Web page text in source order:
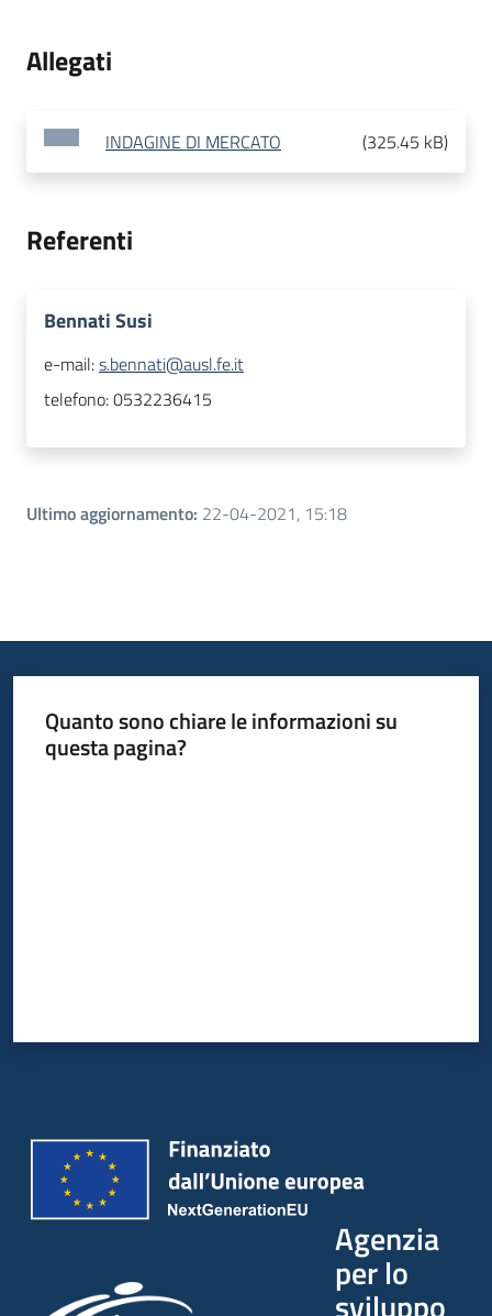
Allegati
INDAGINE DI MERCATO (325.45 kB)
Referenti
Bennati Susi
e-mail:s.bennati@ausl.fe.it
telefono:0532236415
Ultimo aggiornamento: 22-04-2021, 15:18
Quanto sono chiare le informazioni su
questa pagina?
Agenzia
per lo
sviluppo